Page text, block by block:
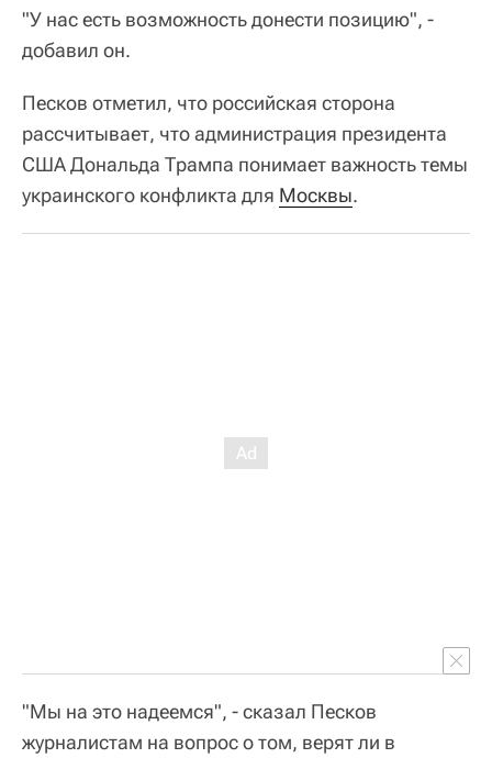
"У нас есть возможность донести позицию", -
добавил он.
Песков отметил, что российская сторона
рассчитывает, что администрация президента
США Дональда Трампа понимает важность темы
украинского конфликта для Москвы.
"Мы на это надеемся", - сказал Песков
журналистам на вопрос о том, верят ли в